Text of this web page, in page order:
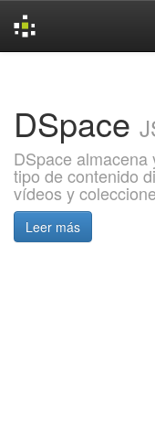
DSpace
DSpace
tipo de contenido
vídeos y
Leer más